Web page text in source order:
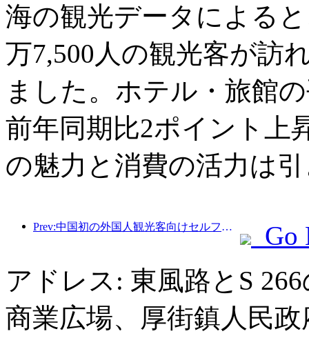
海の観光データによる
万7,500人の観光客が訪
ました。ホテル・旅館
前年同期比2ポイント上
の魅力と消費の活力は
Prev:中国初の外国人観光客向けセルフサービス文化観光消費システムが上海で開始
Go
アドレス: 東風路とS
商業広場、厚街鎮人民政